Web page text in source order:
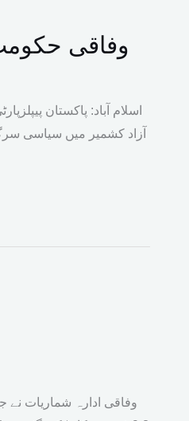
وفاقی
اسلام آباد: پاکستان
آزاد کشمیر میں سیاسی